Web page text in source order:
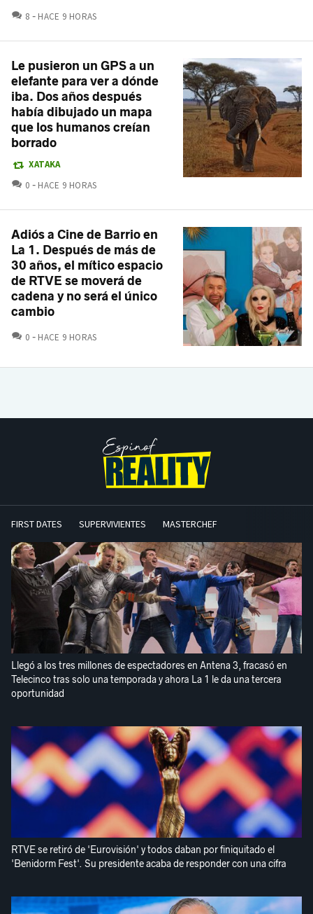
8 COMENTARIOS
HACE 9 HORAS
Le pusieron un GPS a un
elefante para ver a dónde
iba. Dos años después
había dibujado un mapa
que los humanos creían
borrado
XATAKA
0 COMENTARIOS
HACE 9 HORAS
Adiós a Cine de Barrio en
La 1. Después de más de
30 años, el mítico espacio
de RTVE se moverá de
cadena y no será el único
cambio
0 COMENTARIOS
HACE 9 HORAS
FIRST DATES SUPERVIVIENTES MASTERCHEF
Llegó a los tres millones de espectadores en Antena 3, fracasó en
Telecinco tras solo una temporada y ahora La 1 le da una tercera
oportunidad
RTVE se retiró de 'Eurovisión' y todos daban por finiquitado el
'Benidorm Fest'. Su presidente acaba de responder con una cifra